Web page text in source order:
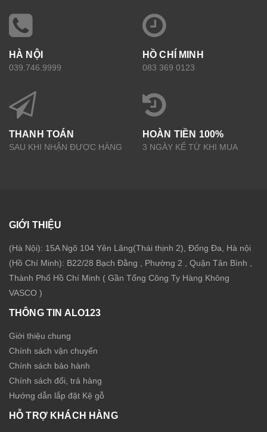
HÀ NỘI
039.746.9999
HỒ CHÍ MINH
083 369 0123
THANH TOÁN
SAU KHI NHẬN ĐƯỢC HÀNG
HOÀN TIỀN 100%
3 NGÀY KỂ TỪ KHI MUA
GIỚI THIỆU
(Hà Nội): 15A Ngõ 104 Yên Lãng(Thái thịnh 2), Đống Đa, Hà nội
(Hồ Chí Minh): B22/28 Bạch Đằng , Phường 2 , Quận Tân Bình ,
Thành Phố Hồ Chí Minh ( Gần Tổng Công Ty Hàng Không
VASCO )
THÔNG TIN ALO123
Giới thiệu chung
Chính sách vận chuyển
Chính sách bảo hành
Chính sách đổi, trả hàng
Hướng dẫn lắp đặt Kệ gỗ
HỖ TRỢ KHÁCH HÀNG